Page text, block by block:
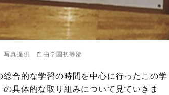
写真提供 自由学園初等部
合的な学習の時間を中心に行ったこの学
具体的な取り組みについて見ていきま